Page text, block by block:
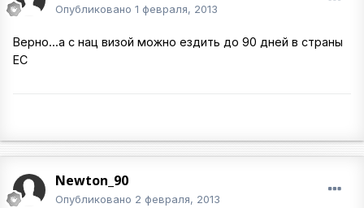
Опубликовано 1 февраля, 2013
Верно...а с нац визой можно ездить до 90 дней в страны
ЕС
Newton_90
Опубликовано 2 февраля, 2013